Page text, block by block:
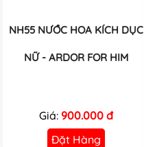
NH55 NƯỚC HOA KÍCH DỤC
NỮ - ARDOR FOR HIM
Giá: 900.000 đ
Đặt Hàng